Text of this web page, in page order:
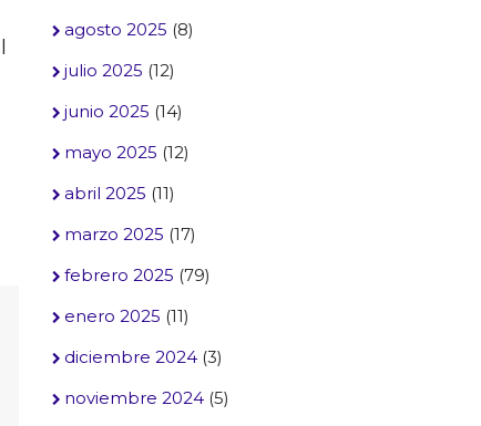
agosto 2025 (8)
julio 2025 (12)
junio 2025 (14)
mayo 2025 (12)
abril 2025 (11)
marzo 2025 (17)
febrero 2025 (79)
enero 2025 (11)
diciembre 2024 (3)
noviembre 2024 (5)